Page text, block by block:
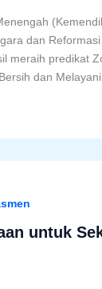
dan
meraih predikat
dan
untuk